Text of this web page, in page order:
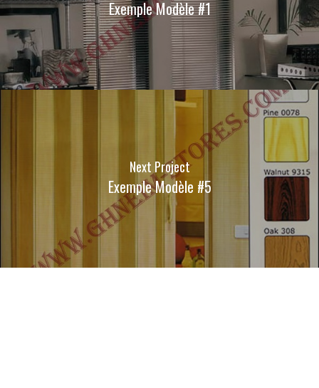
Exemple Modèle #1
Next Project
Exemple Modèle #5